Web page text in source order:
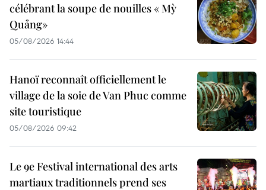
célébrant la soupe de nouilles « Mỳ
Quảng»
05/08/2026 14:44
Hanoï reconnaît officiellement le
village de la soie de Van Phuc comme
site touristique
05/08/2026 09:42
Le 9e Festival international des arts
martiaux traditionnels prend ses